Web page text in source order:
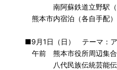
南阿蘇鉄道立野駅（ジ
熊本市内宿泊（各自手配）
■9月1日（日） テーマ：ア
午前 熊本市役所周辺集合
八代民族伝統芸能伝承